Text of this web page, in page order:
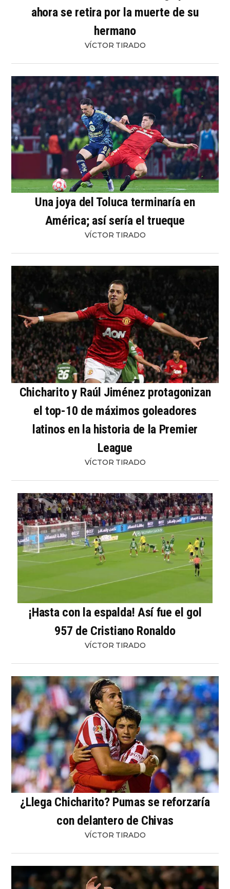
ahora se retira por la muerte de su
hermano
VÍCTOR TIRADO
Una joya del Toluca terminaría en
América; así sería el trueque
VÍCTOR TIRADO
Chicharito y Raúl Jiménez protagonizan
el top-10 de máximos goleadores
latinos en la historia de la Premier
League
VÍCTOR TIRADO
¡Hasta con la espalda! Así fue el gol
957 de Cristiano Ronaldo
VÍCTOR TIRADO
¿Llega Chicharito? Pumas se reforzaría
con delantero de Chivas
VÍCTOR TIRADO